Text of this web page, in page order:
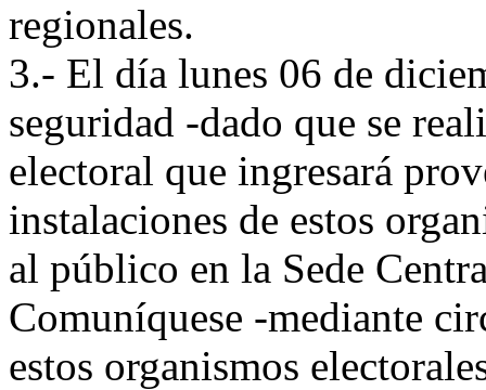
regionales.
3.- El día lunes 06 de
seguridad -dado que se
electoral que ingresará
instalaciones de estos
al público en la Sede
Comuníquese -mediante
estos organismos